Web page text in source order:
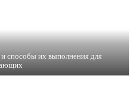
и способы их выполнения для